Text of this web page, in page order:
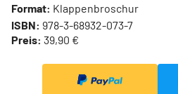
Format: Klappenbroschur
ISBN: 978-3-68932-073-7
Preis: 39,90 €